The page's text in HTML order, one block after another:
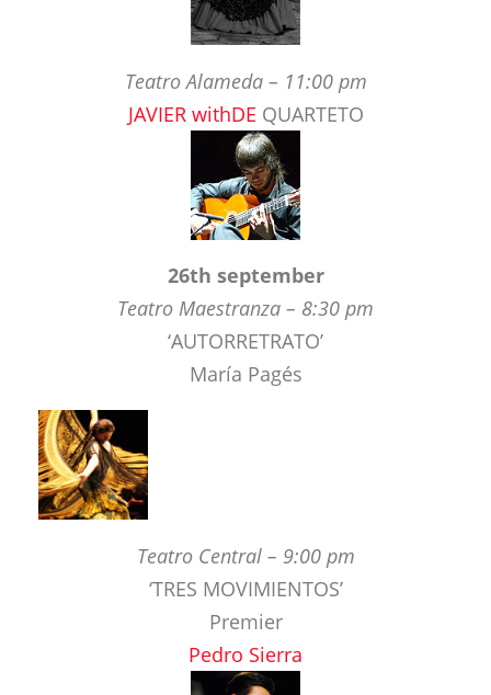
JAVIER withDEQUARTETO
26th september
Teatro Maestranza – 8:30 pm
‘AUTORRETRATO’
María Pagés
Teatro Central – 9:00 pm
Pedro Sierra